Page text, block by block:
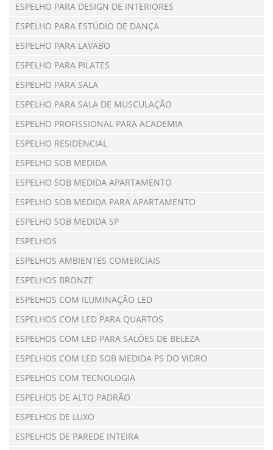
ESPELHO PARA DESIGN DE INTERIORES
ESPELHO PARA ESTÚDIO DE DANÇA
ESPELHO PARA LAVABO
ESPELHO PARA PILATES
ESPELHO PARA SALA
ESPELHO PARA SALA DE MUSCULAÇÃO
ESPELHO PROFISSIONAL PARA ACADEMIA
ESPELHO RESIDENCIAL
ESPELHO SOB MEDIDA
ESPELHO SOB MEDIDA APARTAMENTO
ESPELHO SOB MEDIDA PARA APARTAMENTO
ESPELHO SOB MEDIDA SP
ESPELHOS
ESPELHOS AMBIENTES COMERCIAIS
ESPELHOS BRONZE
ESPELHOS COM ILUMINAÇÃO LED
ESPELHOS COM LED PARA QUARTOS
ESPELHOS COM LED PARA SALÕES DE BELEZA
ESPELHOS COM LED SOB MEDIDA PS DO VIDRO
ESPELHOS COM TECNOLOGIA
ESPELHOS DE ALTO PADRÃO
ESPELHOS DE LUXO
ESPELHOS DE PAREDE INTEIRA